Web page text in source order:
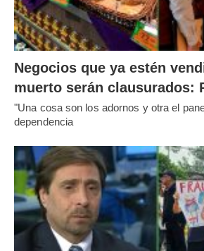
Negocios que ya estén
muerto serán clausurados:
"Una cosa son los adornos y otra el
dependencia